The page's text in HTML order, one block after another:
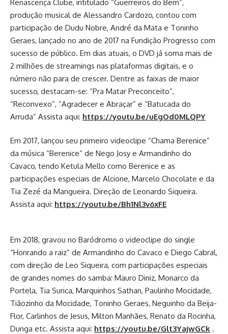
Renascença Clube, intitulado “Guerreiros do Bem”,
produção musical de Alessandro Cardozo, contou com
participação de Dudu Nobre, André da Mata e Toninho
Geraes, lançado no ano de 2017 na Fundição Progresso com
sucesso de público. Em dias atuais, o DVD já soma mais de
2 milhões de streamings nas plataformas digitais, e o
número não para de crescer. Dentre as faixas de maior
sucesso, destacam-se: “Pra Matar Preconceito”,
“Reconvexo”, “Agradecer e Abraçar” e “Batucada do
Arruda” Assista aqui: https://youtu.be/uEgOd0MLQPY
Em 2017, lançou seu primeiro videoclipe “Chama Berenice”
da música “Berenice” de Nego Josy e Armandinho do
Cavaco, tendo Ketula Mello como Berenice e as
participações especiais de Alcione, Marcelo Chocolate e da
Tia Zezé da Mangueira. Direção de Leonardo Siqueira.
Assista aqui: https://youtu.be/Bh1Nl3v6xFE
Em 2018, gravou no Baródromo o videoclipe do single
“Honrando a raiz” de Armandinho do Cavaco e Diego Cabral,
com direção de Leo Siqueira, com participações especiais
de grandes nomes do samba: Mauro Diniz, Monarco da
Portela, Tia Surica, Marquinhos Sathan, Paulinho Mocidade,
Tiãozinho da Mocidade, Toninho Geraes, Neguinho da Beija-
Flor, Carlinhos de Jesus, Milton Manhães, Renato da Rocinha,
Dunga etc. Assista aqui: https://youtu.be/Glt3YajwGCk .